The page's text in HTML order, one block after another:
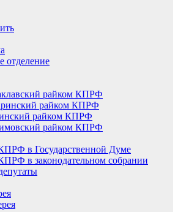
отделение
райком КПРФ
райком КПРФ
райком КПРФ
райком КПРФ
в Государственной Думе
в законодательном собрании